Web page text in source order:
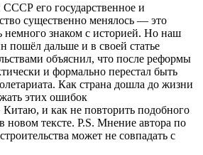
его государственное и
существенно менялось — это
немного знаком с историей. Но наш
пошёл дальше и в своей статье
объяснил, что после реформы
и формально перестал быть
Как страна дошла до жизни
этих ошибок
и как не повторить подобного
тексте. P.S. Мнение автора по
может не совпадать с